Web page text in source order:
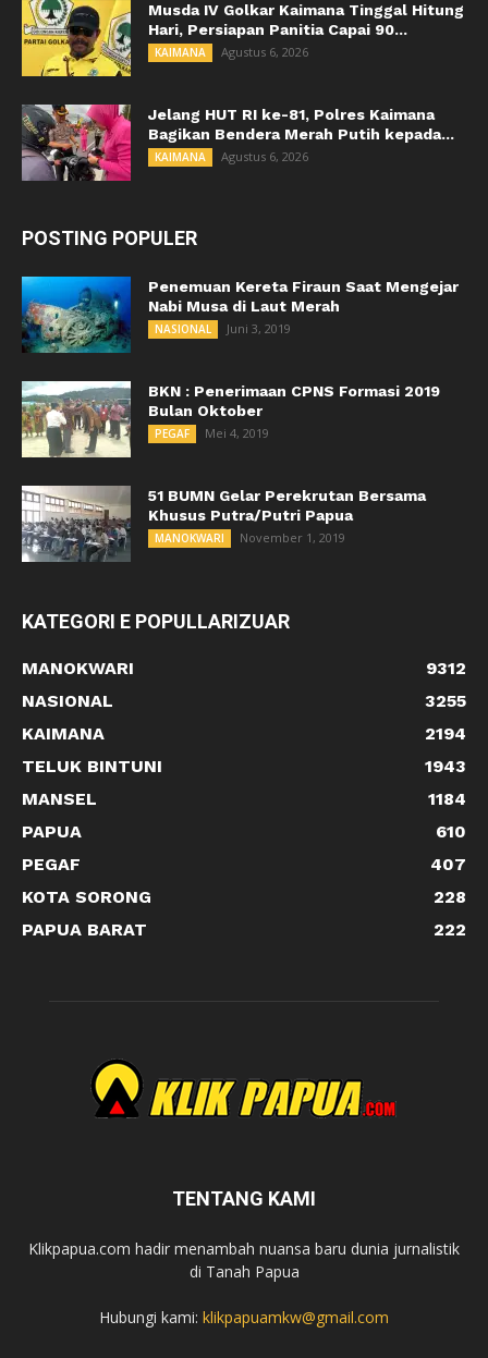
Musda IV Golkar Kaimana Tinggal Hitung
Hari, Persiapan Panitia Capai 90...
KAIMANA Agustus 6, 2026
Jelang HUT RI ke-81, Polres Kaimana
Bagikan Bendera Merah Putih kepada...
KAIMANA Agustus 6, 2026
POSTING POPULER
Penemuan Kereta Firaun Saat Mengejar
Nabi Musa di Laut Merah
NASIONAL Juni 3, 2019
BKN : Penerimaan CPNS Formasi 2019
Bulan Oktober
PEGAF Mei 4, 2019
51 BUMN Gelar Perekrutan Bersama
Khusus Putra/Putri Papua
MANOKWARI November 1, 2019
KATEGORI E POPULLARIZUAR
MANOKWARI
9312
NASIONAL
3255
KAIMANA
2194
TELUK BINTUNI
1943
MANSEL
1184
PAPUA
610
PEGAF
407
KOTA SORONG
228
PAPUA BARAT
222
TENTANG KAMI
Klikpapua.com hadir menambah nuansa baru dunia jurnalistik
di Tanah Papua
Hubungi kami: klikpapuamkw@gmail.com